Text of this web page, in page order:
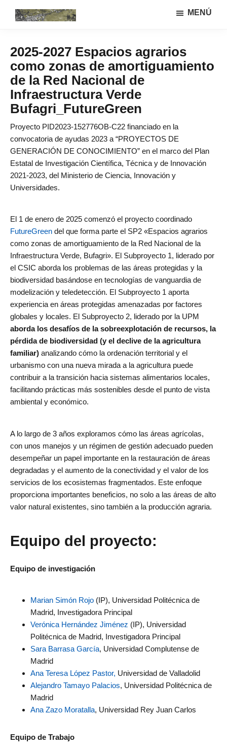
lateral
principal
y
sistemas
agrarios
investigación
GIAU+S
(UPM)
MENÚ
2025-2027 Espacios agrarios
como zonas de amortiguamiento
de la Red Nacional de
Infraestructura Verde
Bufagri_FutureGreen
Proyecto PID2023-152776OB-C22 financiado en la
convocatoria de ayudas 2023 a “PROYECTOS DE
GENERACIÓN DE CONOCIMIENTO” en el marco del Plan
Estatal de Investigación Científica, Técnica y de Innovación
2021-2023, del Ministerio de Ciencia, Innovación y
Universidades.
El 1 de enero de 2025 comenzó el proyecto coordinado
FutureGreen del que forma parte el SP2 «Espacios agrarios
como zonas de amortiguamiento de la Red Nacional de la
Infraestructura Verde, Bufagri». El Subproyecto 1, liderado por
el CSIC aborda los problemas de las áreas protegidas y la
biodiversidad basándose en tecnologías de vanguardia de
modelización y teledetección. El Subproyecto 1 aporta
experiencia en áreas protegidas amenazadas por factores
globales y locales. El Subproyecto 2, liderado por la UPM
aborda los desafíos de la sobreexplotación de recursos, la
pérdida de biodiversidad (y el declive de la agricultura
familiar) analizando cómo la ordenación territorial y el
urbanismo con una nueva mirada a la agricultura puede
contribuir a la transición hacia sistemas alimentarios locales,
facilitando prácticas más sostenibles desde el punto de vista
ambiental y económico.
A lo largo de 3 años exploramos cómo las áreas agrícolas,
con unos manejos y un régimen de gestión adecuado pueden
desempeñar un papel importante en la restauración de áreas
degradadas y el aumento de la conectividad y el valor de los
servicios de los ecosistemas fragmentados. Este enfoque
proporciona importantes beneficios, no solo a las áreas de alto
valor natural existentes, sino también a la producción agraria.
Equipo del proyecto:
Equipo de investigación
Marian Simón Rojo (IP), Universidad Politécnica de
Madrid, Investigadora Principal
Verónica Hernández Jiménez (IP), Universidad
Politécnica de Madrid, Investigadora Principal
Sara Barrasa García, Universidad Complutense de
Madrid
Ana Teresa López Pastor, Universidad de Valladolid
Alejandro Tamayo Palacios, Universidad Politécnica de
Madrid
Ana Zazo Moratalla, Universidad Rey Juan Carlos
Equipo de Trabajo